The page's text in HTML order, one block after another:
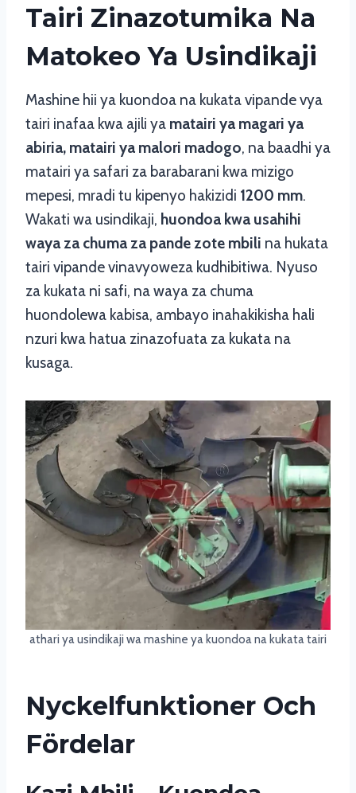
Tairi Zinazotumika Na
Matokeo Ya Usindikaji
Mashine hii ya kuondoa na kukata vipande vya
tairi inafaa kwa ajili ya matairi ya magari ya
abiria, matairi ya malori madogo, na baadhi ya
matairi ya safari za barabarani kwa mizigo
mepesi, mradi tu kipenyo hakizidi 1200 mm.
Wakati wa usindikaji, huondoa kwa usahihi
waya za chuma za pande zote mbili na hukata
tairi vipande vinavyoweza kudhibitiwa. Nyuso
za kukata ni safi, na waya za chuma
huondolewa kabisa, ambayo inahakikisha hali
nzuri kwa hatua zinazofuata za kukata na
kusaga.
athari ya usindikaji wa mashine ya kuondoa na kukata tairi
Nyckelfunktioner Och
Fördelar